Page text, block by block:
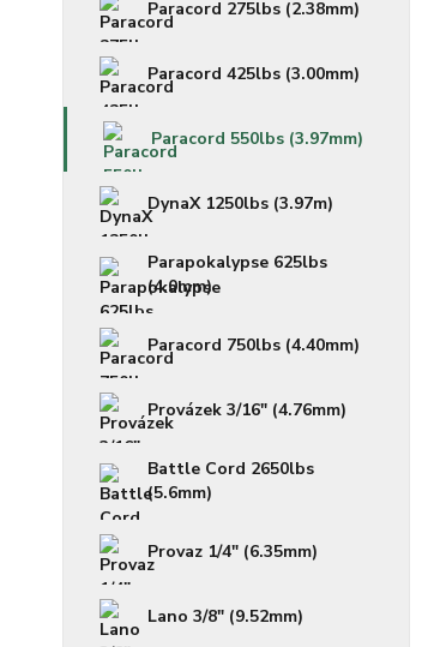
Paracord 275lbs (2.38mm)
Paracord 425lbs (3.00mm)
Paracord 550lbs (3.97mm)
DynaX 1250lbs (3.97m)
Parapokalypse 625lbs
(4.0mm)
Paracord 750lbs (4.40mm)
Provázek 3/16" (4.76mm)
Battle Cord 2650lbs
(5.6mm)
Provaz 1/4" (6.35mm)
Lano 3/8" (9.52mm)